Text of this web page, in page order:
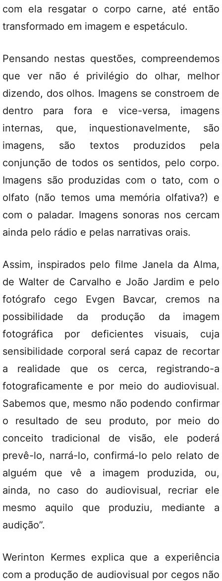
com ela resgatar o corpo carne, até então
transformado em imagem e espetáculo.
Pensando nestas questões, compreendemos
que ver não é privilégio do olhar, melhor
dizendo, dos olhos. Imagens se constroem de
dentro para fora e vice-versa, imagens
internas, que, inquestionavelmente, são
imagens, são textos produzidos pela
conjunção de todos os sentidos, pelo corpo.
Imagens são produzidas com o tato, com o
olfato (não temos uma memória olfativa?) e
com o paladar. Imagens sonoras nos cercam
ainda pelo rádio e pelas narrativas orais.
Assim, inspirados pelo filme Janela da Alma,
de Walter de Carvalho e João Jardim e pelo
fotógrafo cego Evgen Bavcar, cremos na
possibilidade da produção da imagem
fotográfica por deficientes visuais, cuja
sensibilidade corporal será capaz de recortar
a realidade que os cerca, registrando-a
fotograficamente e por meio do audiovisual.
Sabemos que, mesmo não podendo confirmar
o resultado de seu produto, por meio do
conceito tradicional de visão, ele poderá
prevê-lo, narrá-lo, confirmá-lo pelo relato de
alguém que vê a imagem produzida, ou,
ainda, no caso do audiovisual, recriar ele
mesmo aquilo que produziu, mediante a
audição”.
Werinton Kermes explica que a experiência
com a produção de audiovisual por cegos não